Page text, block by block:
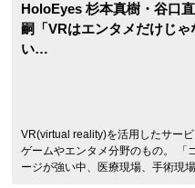
HoloEyes 杉本真樹・谷口直
嗣「VRはエンタメだけじゃ
い…
VR(virtual reality)を活用したサー
ゲームやエンタメ分野のもの。 「
ージが強い中、医療現場、手術現